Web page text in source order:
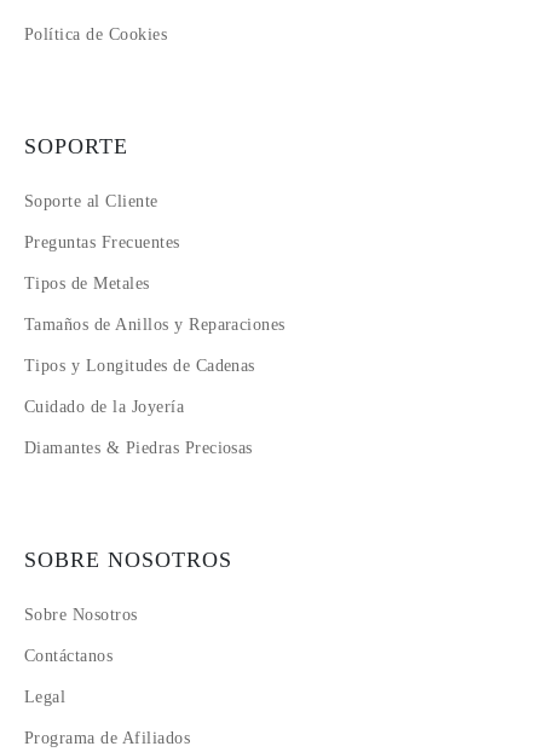
Política de Cookies
SOPORTE
Soporte al Cliente
Preguntas Frecuentes
Tipos de Metales
Tamaños de Anillos y Reparaciones
Tipos y Longitudes de Cadenas
Cuidado de la Joyería
Diamantes & Piedras Preciosas
SOBRE NOSOTROS
Sobre Nosotros
Contáctanos
Legal
Programa de Afiliados